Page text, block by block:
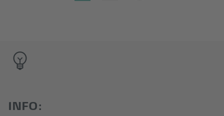
INFO: